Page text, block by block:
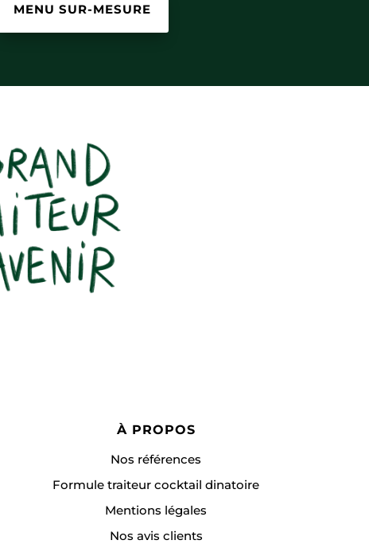
MENU SUR-MESURE
À PROPOS
Nos références
Formule traiteur cocktail dinatoire
Mentions légales
Nos avis clients